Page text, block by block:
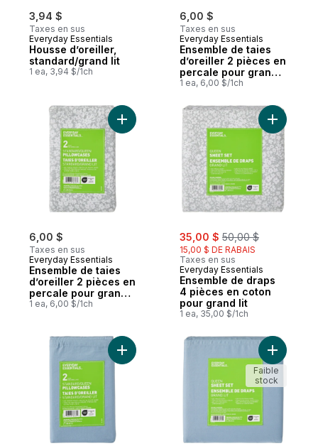
3,94 $
Taxes en sus
Everyday Essentials
Housse d’oreiller,
standard/grand lit
1 ea, 3,94 $/1ch
6,00 $
Taxes en sus
Everyday Essentials
Ensemble de taies
d’oreiller 2 pièces en
percale pour grand
lit, blanc
1 ea, 6,00 $/1ch
6,00 $
Taxes en sus
Everyday Essentials
Ensemble de taies
d’oreiller 2 pièces en
percale pour grand
lit
1 ea, 6,00 $/1ch
Ajouter Ensemble de taies d’oreiller 2
sale:
35,00 $ , formerly:
50,00 $
15,00 $ DE RABAIS
Taxes en sus
Everyday Essentials
Ensemble de draps
4 pièces en coton
pour grand lit
1 ea, 35,00 $/1ch
Ajouter
Ajouter Ensemble de taies d’oreiller 2
Ajouter
Faible
stock